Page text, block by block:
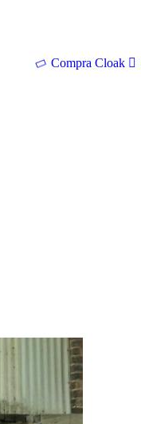
Compra Cloak